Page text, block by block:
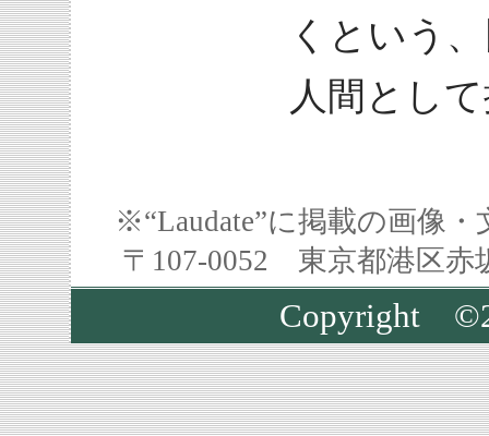
くという
人間とし
※“Laudate”に掲載の画像
〒107-0052 東京都港区
Copyright